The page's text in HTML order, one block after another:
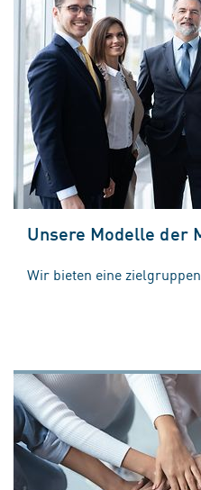
Unsere Modelle der
Wir bieten eine